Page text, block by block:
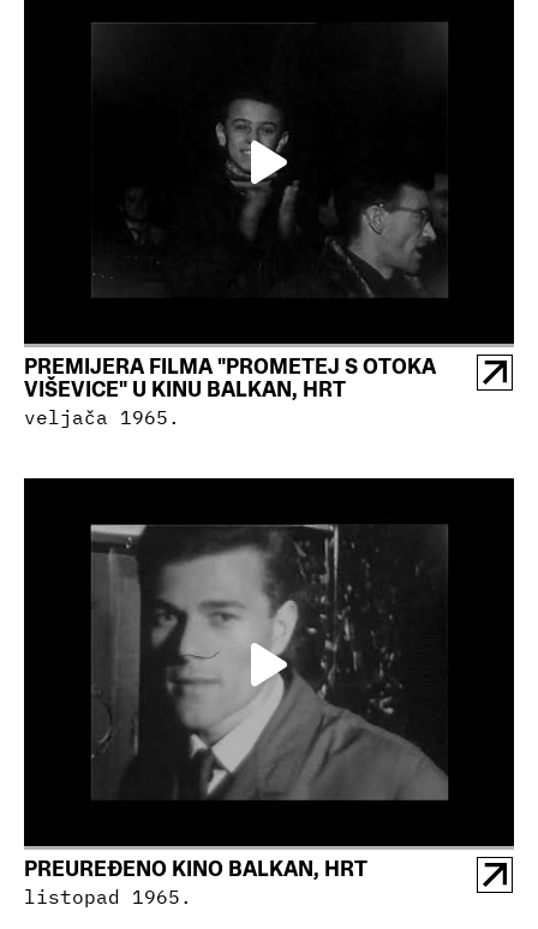
PREMIJERA FILMA "PROMETEJ S OTOKA
VIŠEVICE" U KINU BALKAN, HRT
veljača 1965.
PREUREĐENO KINO BALKAN, HRT
listopad 1965.